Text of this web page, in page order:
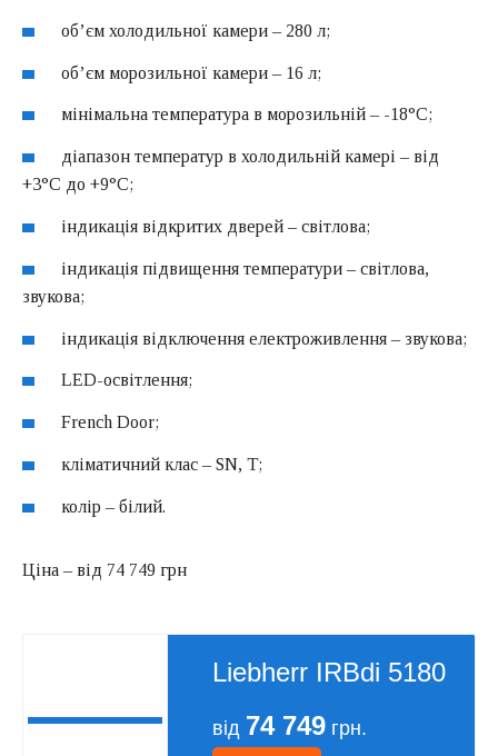
об’єм холодильної камери – 280 л;
об’єм морозильної камери – 16 л;
мінімальна температура в морозильній – -18°C;
діапазон температур в холодильній камері – від
+3°C до +9°C;
індикація відкритих дверей – світлова;
індикація підвищення температури – світлова,
звукова;
індикація відключення електроживлення – звукова;
LED-освітлення;
French Door;
кліматичний клас – SN, T;
колір – білий.
Ціна – від 74 749 грн
Liebherr IRBdi 5180
від 74 749 грн.